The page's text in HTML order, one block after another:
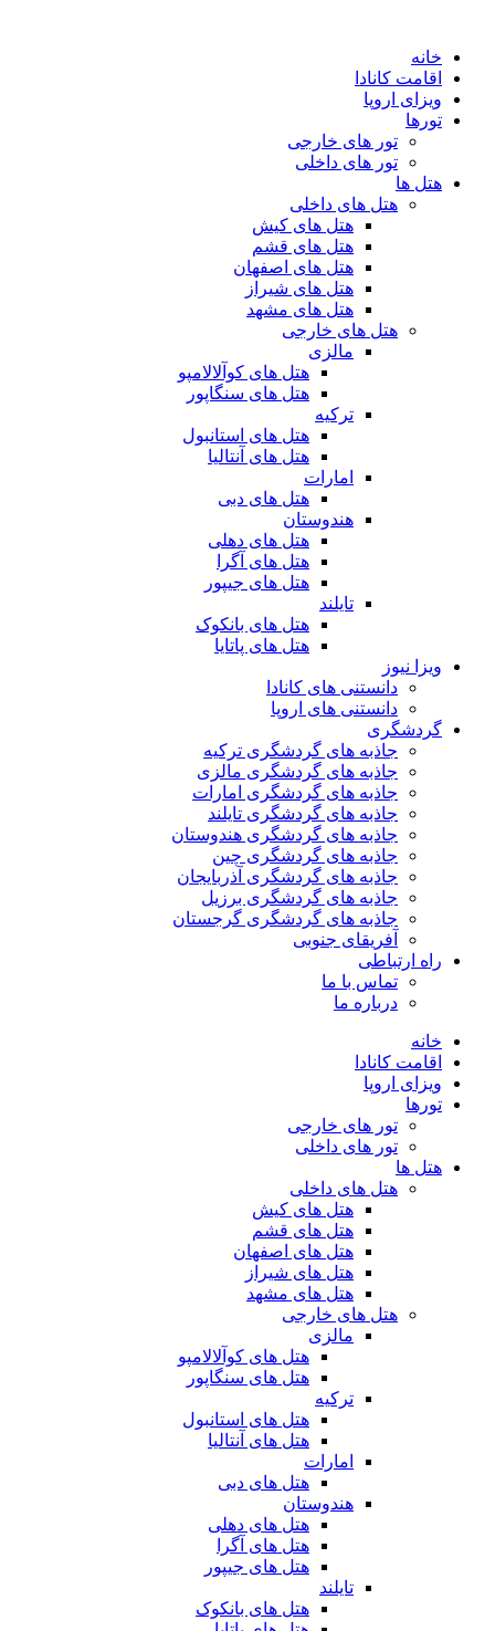
محتوا
خانه
اقامت کانادا
ویزای اروپا
تورها
تور های خارجی
تور های داخلی
هتل ها
هتل های داخلی
هتل های کیش
هتل های قشم
هتل های اصفهان
هتل های شیراز
هتل های مشهد
هتل های خارجی
مالزی
هتل های کوآلالامپو
هتل های سنگاپور
ترکیه
هتل های استانبول
هتل های آنتالیا
امارات
هتل های دبی
هندوستان
هتل های دهلی
هتل های آگرا
هتل های جیپور
تایلند
هتل های بانکوک
هتل های پاتایا
ویزا نیوز
دانستنی های کانادا
دانستنی های اروپا
گردشگری
جاذبه های گردشگری ترکیه
جاذبه های گردشگری مالزی
جاذبه های گردشگری امارات
جاذبه های گردشگری تایلند
جاذبه های گردشگری هندوستان
جاذبه های گردشگری چین
جاذبه های گردشگری آذربایجان
جاذبه های گردشگری برزیل
جاذبه های گردشگری گرجستان
آفریقای جنوبی
راه ارتباطی
تماس با ما
درباره ما
خانه
اقامت کانادا
ویزای اروپا
تورها
تور های خارجی
تور های داخلی
هتل ها
هتل های داخلی
هتل های کیش
هتل های قشم
هتل های اصفهان
هتل های شیراز
هتل های مشهد
هتل های خارجی
مالزی
هتل های کوآلالامپو
هتل های سنگاپور
ترکیه
هتل های استانبول
هتل های آنتالیا
امارات
هتل های دبی
هندوستان
هتل های دهلی
هتل های آگرا
هتل های جیپور
تایلند
هتل های بانکوک